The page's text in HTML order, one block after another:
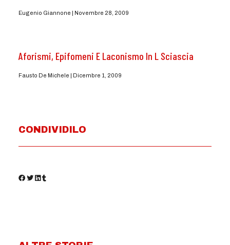
Eugenio Giannone Novembre 28, 2009
Aforismi, Epifomeni E Laconismo In L Sciascia
Fausto De Michele Dicembre 1, 2009
CONDIVIDILO